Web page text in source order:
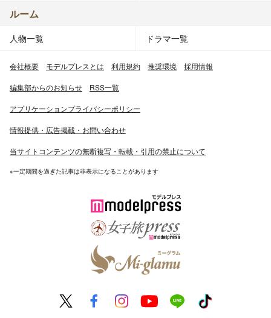
ルーム
人物一覧 ドラマ一覧
会社概要 モデルプレスとは 利用規約 推奨環境 採用情報
編集部からのお知らせ RSS一覧
アプリケーションプライバシーポリシー
情報提供・広告掲載・お問い合わせ
当サイトコンテンツの無断複写・転載・引用の禁止について
※一定期間を過ぎた記事は非表示になることがあります